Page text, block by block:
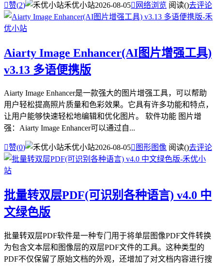
赞(2) 禾优小站2026-08-05 网络浏览 阅读()去评论
Aiarty Image Enhancer(AI图片增强工具)
v3.13 多语便携版
Aiarty Image Enhancer是一款强大的图片增强工具，可以帮助
用户轻松提高照片质量和色彩效果。它具有许多功能和特点，
让用户能够快速轻松地编辑和优化图片。 软件功能 图片增
强：Aiarty Image Enhancer可以通过自...
赞(0) 禾优小站2026-08-05 图形图像 阅读()去评论
批量转双层PDF(可识别各种语言) v4.0 中
文绿色版
批量转双层PDF软件是一种专门用于将单层图像PDF文件转换
为包含文本层和图像层的双层PDF文件的工具。这种类型的
PDF不仅保留了原始文档的外观，还增加了对文档内容进行搜